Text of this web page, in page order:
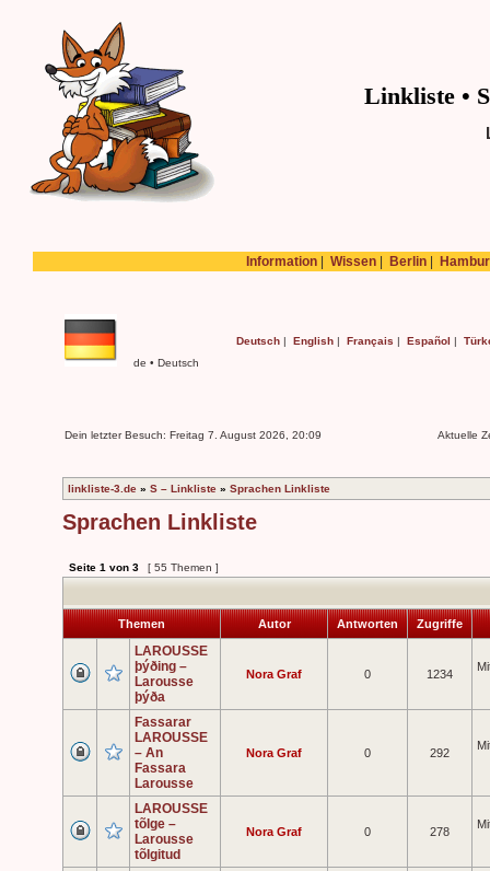
Linkliste •
Information Wissen Berlin
de • Deutsch
Deutsch | English | Français | Español |
Dein letzter Besuch: Freitag 7. August 2026, 20:09 Aktuelle
linkliste-3.de » S – Linkliste » Sprachen Linkliste
Sprachen Linkliste
Seite 1 von 3 [ 55 Themen ]
Themen Autor Antworten Zugriffe
LAROUSSE
þýðing –
Larousse
þýða
Nora Graf 0 1234
Fassarar
LAROUSSE
– An
Fassara
Larousse
Nora Graf 0 292
LAROUSSE
tõlge –
Larousse
tõlgitud
Nora Graf 0 278